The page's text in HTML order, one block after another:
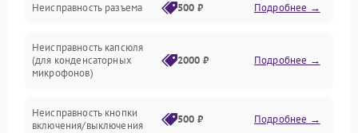
Механические повреждения
Аксессуары
Неисправность разъема 500 ₽ Подробнее →
Неисправность капсюля
(для конденсаторных
микрофонов)
2000 ₽ Подробнее →
Неисправность кнопки
включения/выключения
500 ₽ Подробнее →